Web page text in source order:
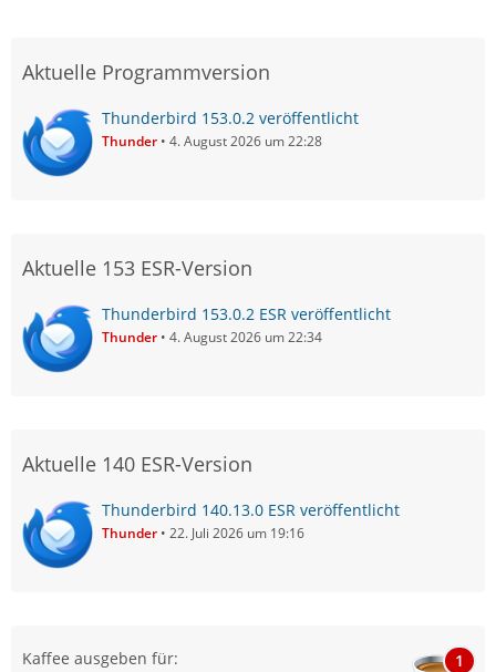
Aktuelle Programmversion
Thunderbird 153.0.2 veröffentlicht
Thunder 4. August 2026 um 22:28
Aktuelle 153 ESR-Version
Thunderbird 153.0.2 ESR veröffentlicht
Thunder 4. August 2026 um 22:34
Aktuelle 140 ESR-Version
Thunderbird 140.13.0 ESR veröffentlicht
Thunder 22. Juli 2026 um 19:16
Kaffee ausgeben für: 1